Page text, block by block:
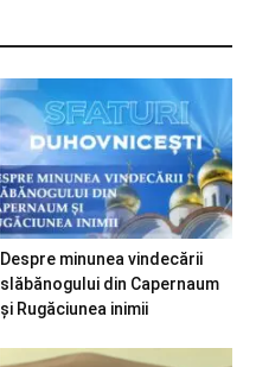
Despre minunea vindecării
slăbănogului din Capernaum
și Rugăciunea inimii